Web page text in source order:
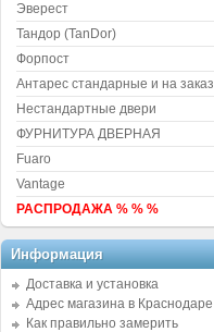
Эверест
Тандор (TanDor)
Форпост
Антарес стандарные и на заказ
Нестандартные двери
ФУРНИТУРА ДВЕРНАЯ
Fuaro
Vantage
РАСПРОДАЖА % % %
Информация
Доставка и установка
Адрес магазина в Краснодаре
Как правильно замерить